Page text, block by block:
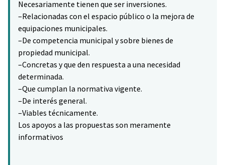
Necesariamente tienen que ser inversiones.
–Relacionadas con el espacio público o la mejora de
equipaciones municipales.
–De competencia municipal y sobre bienes de
propiedad municipal.
–Concretas y que den respuesta a una necesidad
determinada.
–Que cumplan la normativa vigente.
–De interés general.
–Viables técnicamente.
Los apoyos a las propuestas son meramente
informativos